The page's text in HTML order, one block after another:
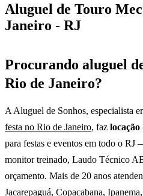
Aluguel de Touro
Janeiro - RJ
Procurando aluguel
Rio de Janeiro?
A Aluguel de Sonhos, especialista
festa no Rio de Janeiro, faz
para festas e eventos em todo o RJ
monitor treinado, Laudo Técnico
orçamento. Mais de 20 anos
Jacarepaguá, Copacabana,